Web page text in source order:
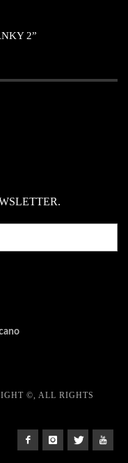
2”
©, ALL RIGHTS